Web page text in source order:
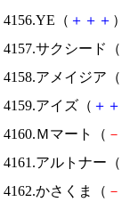
4156.YE（ ＋ ＋ ＋
4157.サクシード（
4158.アメイジア（
4159.アイズ（ ＋ ＋
4160.Ｍマート（ －
4161.アルトナー（
4162.かさくま（ －